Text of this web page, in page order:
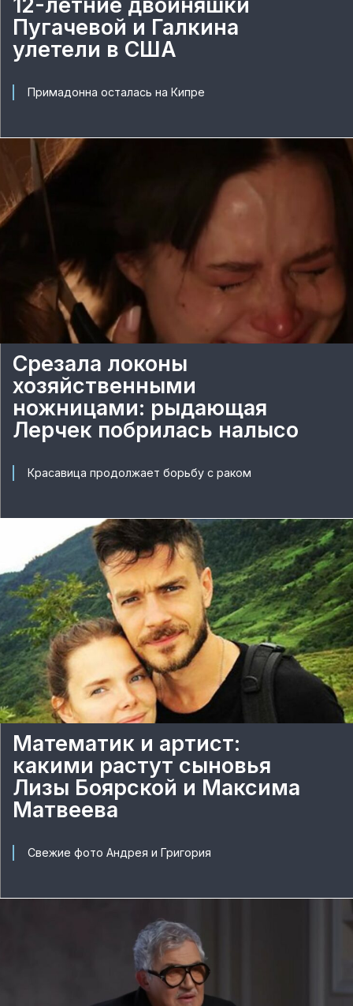
Пугачевой и Галкина
улетели в США
Примадонна осталась на Кипре
Срезала локоны
хозяйственными
ножницами: рыдающая
Лерчек побрилась налысо
Красавица продолжает борьбу с раком
Математик и артист:
какими растут сыновья
Лизы Боярской и Максима
Матвеева
Свежие фото Андрея и Григория